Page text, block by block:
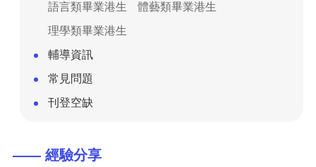
語言類畢業港生
體藝類畢業港生
理學類畢業港生
輔導資訊
常見問題
刊登空缺
—— 經驗分享